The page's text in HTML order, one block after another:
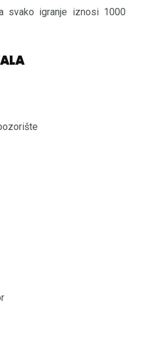
svako igranje iznosi 1000